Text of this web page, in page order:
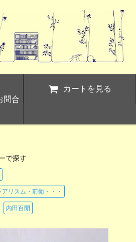
問合
カートを見る
で探す
リスム・前衛・・・
内田百閒